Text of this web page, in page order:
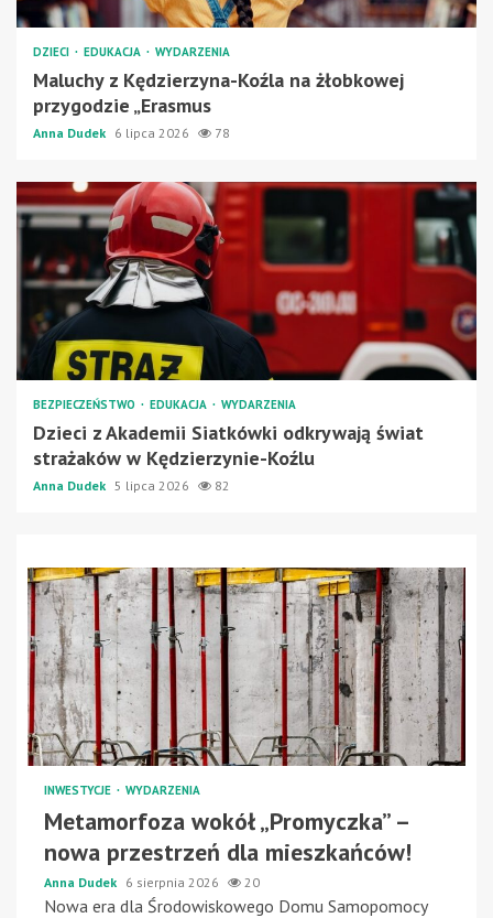
DZIECI EDUKACJA WYDARZENIA
Maluchy z Kędzierzyna-Koźla na żłobkowej
przygodzie „Erasmus
Anna Dudek 6 lipca 2026 78
BEZPIECZEŃSTWO EDUKACJA WYDARZENIA
Dzieci z Akademii Siatkówki odkrywają świat
strażaków w Kędzierzynie-Koźlu
Anna Dudek 5 lipca 2026 82
INWESTYCJE WYDARZENIA
Metamorfoza wokół „Promyczka” –
nowa przestrzeń dla mieszkańców!
Anna Dudek 6 sierpnia 2026 20
Nowa era dla Środowiskowego Domu Samopomocy